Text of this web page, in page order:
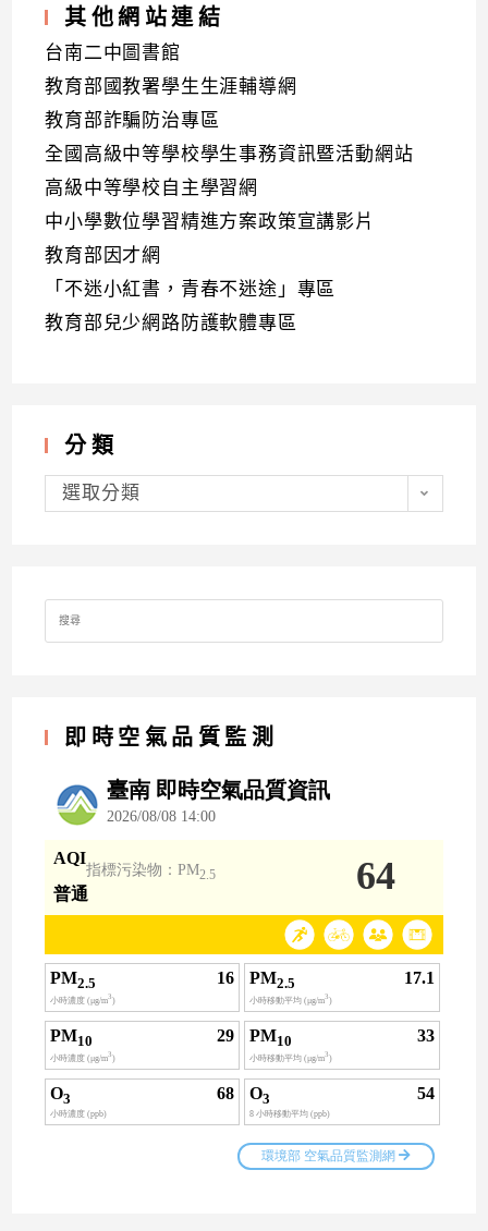
其他網站連結
台南二中圖書館
教育部國教署學生生涯輔導網
教育部詐騙防治專區
全國高級中等學校學生事務資訊暨活動網站
高級中等學校自主學習網
中小學數位學習精進方案政策宣講影片
教育部因才網
「不迷小紅書，青春不迷途」專區
教育部兒少網路防護軟體專區
分類
分
類選取分類
Search
for:
即時空氣品質監測